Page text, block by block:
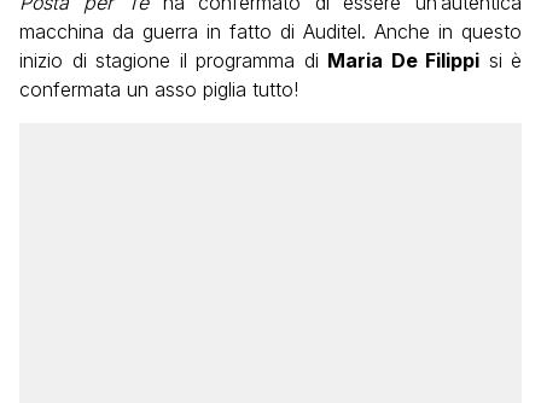
macchina da guerra in fatto di Auditel. Anche in questo
inizio di stagione il programma di Maria De Filippi si è
confermata un asso piglia tutto!